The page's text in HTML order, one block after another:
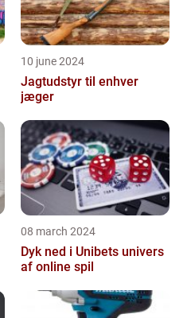
10 june 2024
Jagtudstyr til enhver
jæger
08 march 2024
Dyk ned i Unibets univers
af online spil